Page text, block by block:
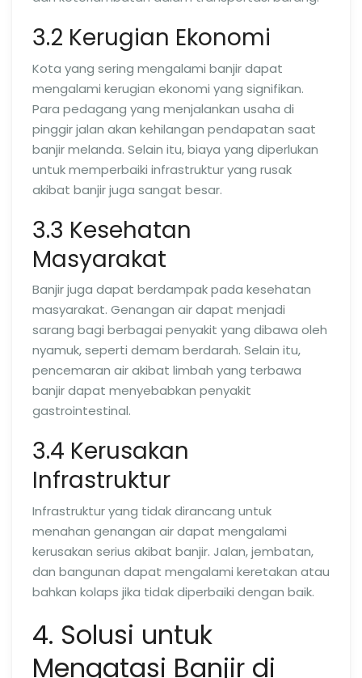
3.2 Kerugian Ekonomi
Kota yang sering mengalami banjir dapat
mengalami kerugian ekonomi yang signifikan.
Para pedagang yang menjalankan usaha di
pinggir jalan akan kehilangan pendapatan saat
banjir melanda. Selain itu, biaya yang diperlukan
untuk memperbaiki infrastruktur yang rusak
akibat banjir juga sangat besar.
3.3 Kesehatan
Masyarakat
Banjir juga dapat berdampak pada kesehatan
masyarakat. Genangan air dapat menjadi
sarang bagi berbagai penyakit yang dibawa oleh
nyamuk, seperti demam berdarah. Selain itu,
pencemaran air akibat limbah yang terbawa
banjir dapat menyebabkan penyakit
gastrointestinal.
3.4 Kerusakan
Infrastruktur
Infrastruktur yang tidak dirancang untuk
menahan genangan air dapat mengalami
kerusakan serius akibat banjir. Jalan, jembatan,
dan bangunan dapat mengalami keretakan atau
bahkan kolaps jika tidak diperbaiki dengan baik.
4. Solusi untuk
Mengatasi Banjir di